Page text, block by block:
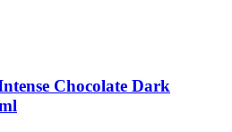
Chocolate Dark